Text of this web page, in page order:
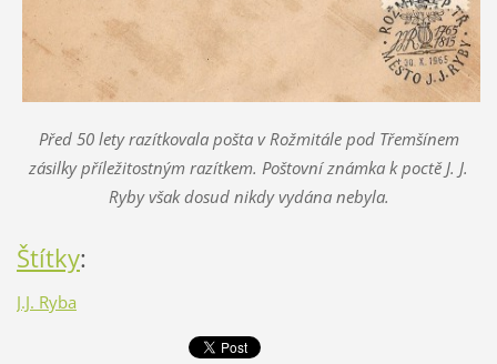
Před 50 lety razítkovala pošta v Rožmitále pod Třemšínem
zásilky příležitostným razítkem. Poštovní známka k poctě J. J.
Ryby však dosud nikdy vydána nebyla.
Štítky:
J.J. Ryba